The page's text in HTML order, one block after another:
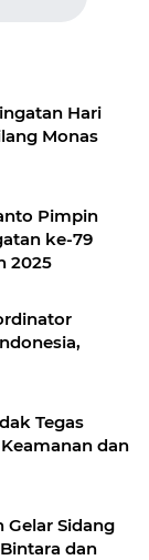
Hari
Monas
Pimpin
ke-79
2025
Tegas
dan
Gelar Sidang
dan